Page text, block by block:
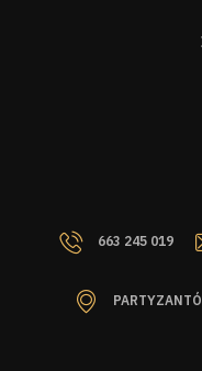
663 245 019